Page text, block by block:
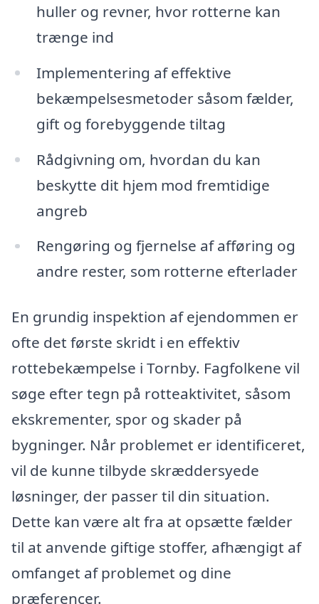
huller og revner, hvor rotterne kan
trænge ind
Implementering af effektive
bekæmpelsesmetoder såsom fælder,
gift og forebyggende tiltag
Rådgivning om, hvordan du kan
beskytte dit hjem mod fremtidige
angreb
Rengøring og fjernelse af afføring og
andre rester, som rotterne efterlader
En grundig inspektion af ejendommen er
ofte det første skridt i en effektiv
rottebekæmpelse i Tornby. Fagfolkene vil
søge efter tegn på rotteaktivitet, såsom
ekskrementer, spor og skader på
bygninger. Når problemet er identificeret,
vil de kunne tilbyde skræddersyede
løsninger, der passer til din situation.
Dette kan være alt fra at opsætte fælder
til at anvende giftige stoffer, afhængigt af
omfanget af problemet og dine
præferencer.